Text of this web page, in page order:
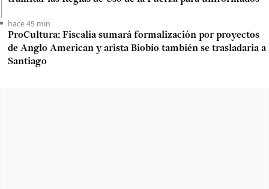
hace 45 min
ProCultura: Fiscalía sumará formalización por proyectos
de Anglo American y arista Biobío también se trasladaría a
Santiago